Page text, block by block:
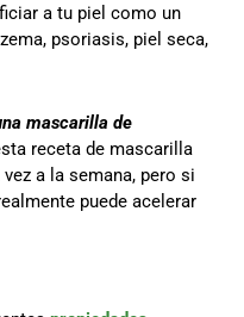
a tu piel como un
psoriasis, piel seca,
mascarilla de
receta de mascarilla
a la semana, pero si
puede acelerar